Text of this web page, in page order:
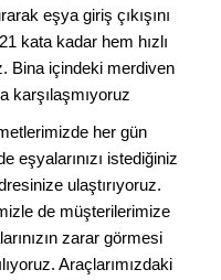
eşya giriş çıkışını
kata kadar hem hızlı
Bina içindeki merdiven
karşılaşmıyoruz
her gün
eşyalarınızı istediğiniz
ulaştırıyoruz.
de müşterilerimize
zarar görmesi
Araçlarımızdaki